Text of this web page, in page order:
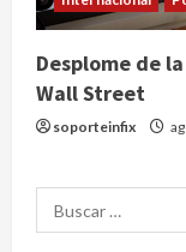
Desplome de
Wall Street
soporteinfix
Buscar:
4